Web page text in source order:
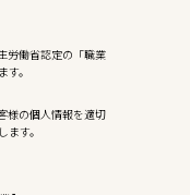
労働省認定の「職業
。
様の個人情報を適切
す。